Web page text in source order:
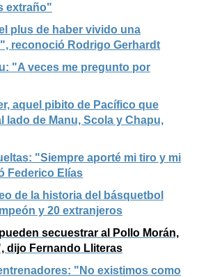
extraño"
plus de haber vivido una
reconoció Rodrigo Gerhardt
"A veces me pregunto por
aquel pibito de Pacífico que
lado de Manu, Scola y Chapu,
"Siempre aporté mi tiro y mi
Federico Elías
de la historia del básquetbol
y 20 extranjeros
secuestrar al Pollo Morán,
dijo Fernando Lliteras
"No existimos como